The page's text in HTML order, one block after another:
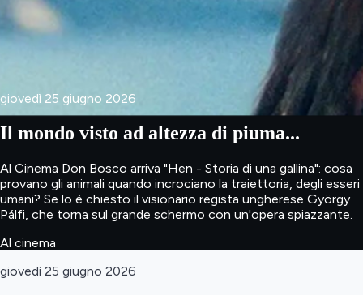
giovedì 25 giugno 2026
Il mondo visto ad altezza di piuma...
Al Cinema Don Bosco arriva "Hen - Storia di una gallina": cosa
provano gli animali quando incrociano la traiettoria, degli esseri
umani? Se lo è chiesto il visionario regista ungherese György
Pálfi, che torna sul grande schermo con un'opera spiazzante.
Al cinema
giovedì 25 giugno 2026